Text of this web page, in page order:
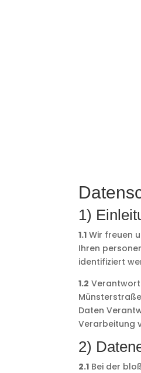
1)
1.1 Wir freuen
Ihren
identifiziert
1.2
Daten
Verarbeitung
2)
2.1 Bei der